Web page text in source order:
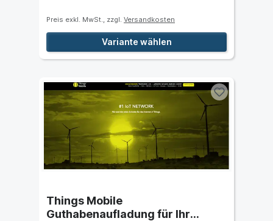
Preis exkl. MwSt., zzgl. Versandkosten
Variante wählen
Things Mobile
Guthabenaufladung für Ihr